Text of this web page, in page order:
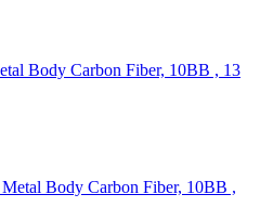
Body Carbon Fiber, 10BB , 13